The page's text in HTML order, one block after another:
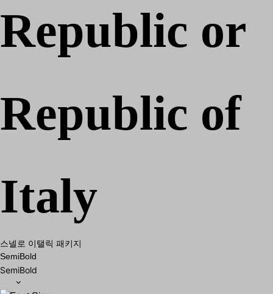
Republic or
Republic of
Italy
스넬로 이탤릭 패키지
SemiBold
SemiBold